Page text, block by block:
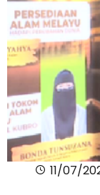
11/07/